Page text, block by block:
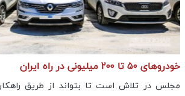
خودروهای ۵۰ تا ۲۰۰ میلیونی در راه ایران
مجلس در تلاش است تا بتواند از طریق